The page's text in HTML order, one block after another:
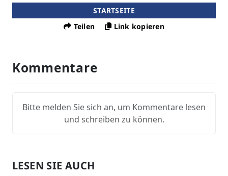
STARTSEITE
Teilen
Link kopieren
Kommentare
Bitte melden Sie sich an, um Kommentare lesen
und schreiben zu können.
LESEN SIE AUCH